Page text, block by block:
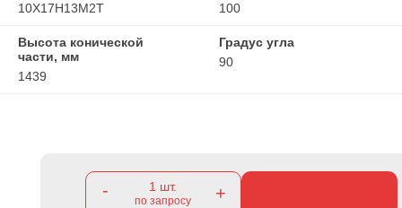
10Х17Н13М2Т
100
Высота конической
части, мм
1439
Градус угла
90
- 1 шт.
по запросу +